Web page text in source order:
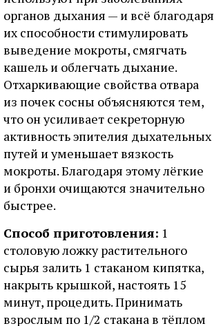
органов дыхания — и всё благодаря
их способности стимулировать
выведение мокроты, смягчать
кашель и облегчать дыхание.
Отхаркивающие свойства отвара
из почек сосны объясняются тем,
что он усиливает секреторную
активность эпителия дыхательных
путей и уменьшает вязкость
мокроты. Благодаря этому лёгкие
и бронхи очищаются значительно
быстрее.
Способ приготовления: 1
столовую ложку растительного
сырья залить 1 стаканом кипятка,
накрыть крышкой, настоять 15
минут, процедить. Принимать
взрослым по 1/2 стакана в тёплом